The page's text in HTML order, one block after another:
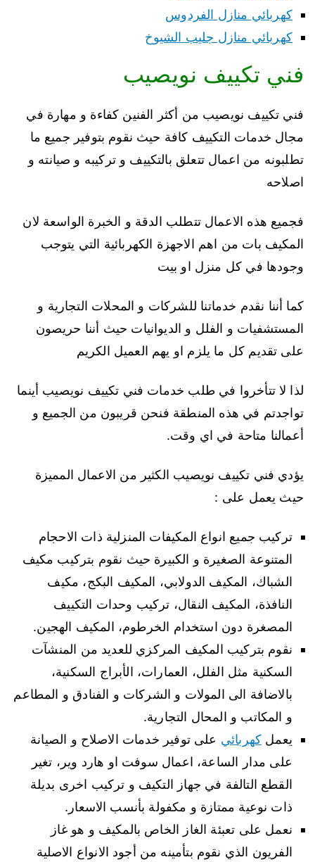
كهربائي منازل الفردوس
كهربائي منازل جليب الشيوخ
فني تكييف نويصيب
فني تكييف نويصيب من أكثر الفنين كفاءة و مهارة في
مجال خدمات التكييف كافة حيث نقوم بتوفير جميع ما
تطلبونه من اعمال تتعلق بالتكييف و تركيبه و صيانته و
اصلاحه
فجميع هذه الاعمال تتطلب الدقة و الخبرة الواسعة لان
المكيف بات من اهم الاجهزة الكهربائية التي يتوجب
وجودها في كل منزل او بيت
كما أننا نقدم خدماتنا للشركات و المحلات التجارية و
المستشفيات و الفلل و الديوانيات حيث أننا حريصون
على تقديم كل ما يلزم او يهم العميل الكريم
لذا لا تتأخروا في طلب خدمات فني تكييف نويصيب أينما
تواجدتم في هذه المنطقة فنحن قريبون من الجميع و
أعمالنا متاحة في اي وقت.
يؤدي فني تكييف نويصيب الكثير من الاعمال المميزة
حيث يعمل على :
تركيب جميع انواع المكيفات المنزلية ذات الاحجام
المتنوعة الصغيرة و الكبيرة حيث نقوم بتركيب مكيف
الشباك، المكيف الدولابي، المكيف البكج، مكيف
النافذة، المكيف النقال، تركيب وحدات التكييف
المصغرة دون استخدام الخرطوم، المكيف الهجين.
نقوم بتركيب المكيف المركزي للعديد من المنشآت
السكنية مثل الفلل، العمارات، الأبراج السكنية،
بالاضافة الى المولات و الشركات و الفنادق و المطاعم
و المكاتب و المحال التجارية.
يعمل كهربائي على توفير خدمات الاصلاح و الصيانة
على مدار الساعة، اعمال سوفت او هارد وير، تغير
القطع التالفة في جهاز التكيف و تركيب اخرى بديلة
ذات نوعية ممتازة و مكفولة بأنسب الاسعار.
نعمل على تعبئة الغاز الخاص بالمكيف و هو غاز
الفريون الذي نقوم بتأمينه من أجود الانواع الاصلية